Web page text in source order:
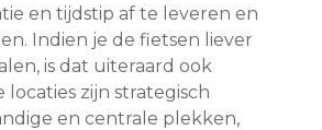
en tijdstip af te leveren en
Indien je de fietsen liever
is dat uiteraard ook
locaties zijn strategisch
en centrale plekken,